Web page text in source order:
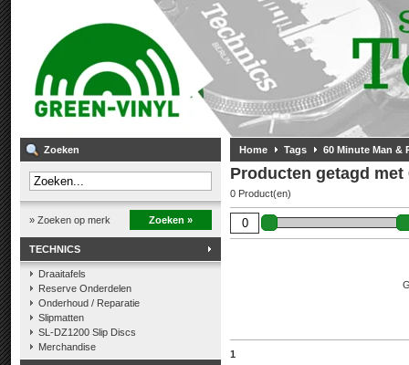
Zoeken
» Zoeken op merk Zoeken »
TECHNICS
Draaitafels
Reserve Onderdelen
Onderhoud / Reparatie
Slipmatten
SL-DZ1200 Slip Discs
Merchandise
Home Tags 60 Minute Man &
Producten getagd met
0 Product(en)
1